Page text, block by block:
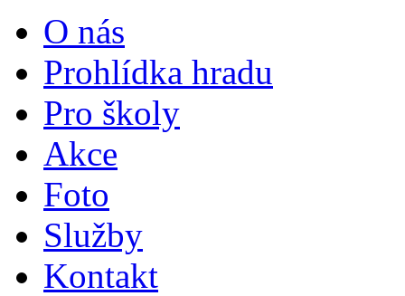
O nás
Prohlídka hradu
Pro školy
Akce
Foto
Služby
Kontakt